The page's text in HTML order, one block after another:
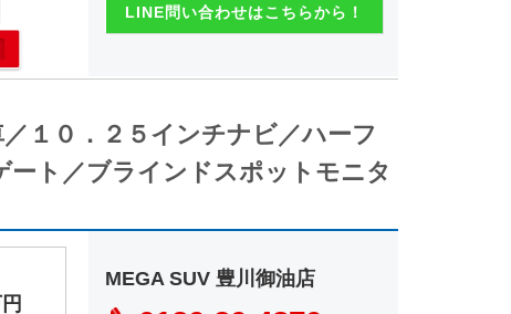
LINE問い合わせはこちらから！
１０．２５インチナビ／ハーフ
ト／ブラインドスポットモニタ
MEGA SUV 豊川御油店